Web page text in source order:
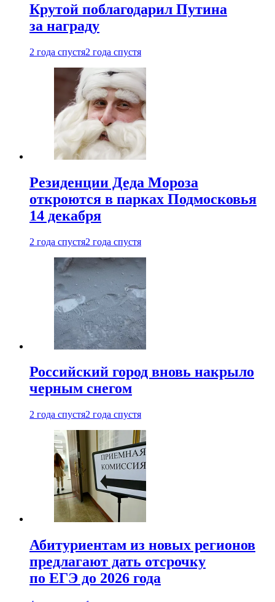
Крутой поблагодарил Путина
за награду
2 года спустя2 года спустя
Резиденции Деда Мороза
откроются в парках Подмосковья
14 декабря
2 года спустя2 года спустя
Российский город вновь накрыло
черным снегом
2 года спустя2 года спустя
Абитуриентам из новых регионов
предлагают дать отсрочку
по ЕГЭ до 2026 года